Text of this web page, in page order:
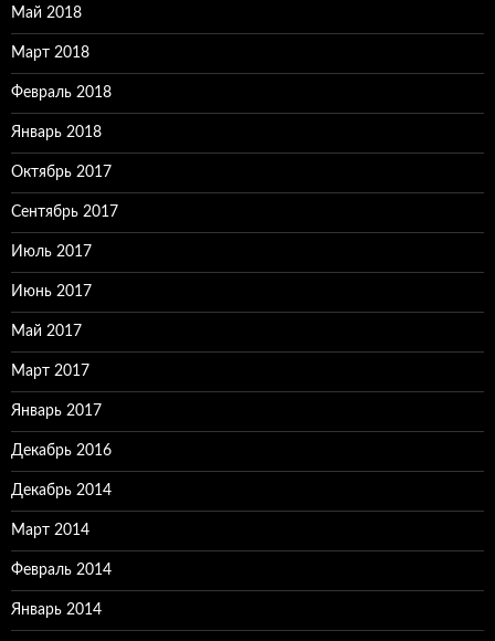
Май 2018
Март 2018
Февраль 2018
Январь 2018
Октябрь 2017
Сентябрь 2017
Июль 2017
Июнь 2017
Май 2017
Март 2017
Январь 2017
Декабрь 2016
Декабрь 2014
Март 2014
Февраль 2014
Январь 2014